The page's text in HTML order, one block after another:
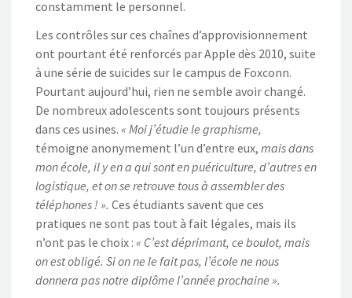
constamment le personnel.
Les contrôles sur ces chaînes d’approvisionnement
ont pourtant été renforcés par Apple dès 2010, suite
à une série de suicides sur le campus de Foxconn.
Pourtant aujourd’hui, rien ne semble avoir changé.
De nombreux adolescents sont toujours présents
dans ces usines. « Moi j’étudie le graphisme,
témoigne anonymement l’un d’entre eux, mais dans
mon école, il y en a qui sont en puériculture, d’autres en
logistique, et on se retrouve tous à assembler des
téléphones ! ». Ces étudiants savent que ces
pratiques ne sont pas tout à fait légales, mais ils
n’ont pas le choix : « C’est déprimant, ce boulot, mais
on est obligé. Si on ne le fait pas, l’école ne nous
donnera pas notre diplôme l’année prochaine ».